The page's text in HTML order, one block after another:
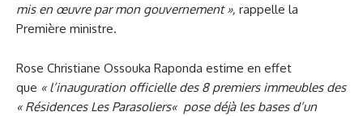
mis en œuvre par mon gouvernement», rappelle la
Première ministre.
Rose Christiane Ossouka Raponda estime en effet
que « l’inauguration officielle des 8premiers immeubles des
« Résidences Les Parasoliers« pose déjà les bases d’un